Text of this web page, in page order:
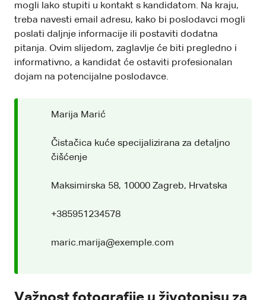
mogli lako stupiti u kontakt s kandidatom. Na kraju,
treba navesti email adresu, kako bi poslodavci mogli
poslati daljnje informacije ili postaviti dodatna
pitanja. Ovim slijedom, zaglavlje će biti pregledno i
informativno, a kandidat će ostaviti profesionalan
dojam na potencijalne poslodavce.
Marija Marić
Čistačica kuće specijalizirana za detaljno
čišćenje
Maksimirska 58, 10000 Zagreb, Hrvatska
+385951234578
maric.marija@exemple.com